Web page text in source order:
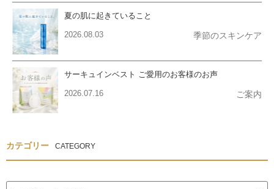
夏の肌に起きていること
2026.08.03 季節のスキンケア
サーキュインベスト ご愛用のお客様のお声
2026.07.16 ご案内
カテゴリー CATEGORY